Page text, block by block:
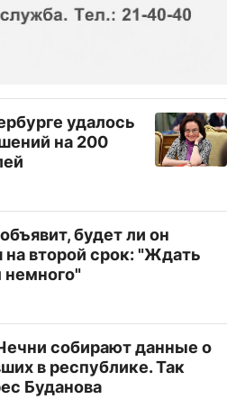
удалось
на 200
будет ли он
на второй срок: "Ждать
немного"
собирают данные о
в республике. Так
Буданова